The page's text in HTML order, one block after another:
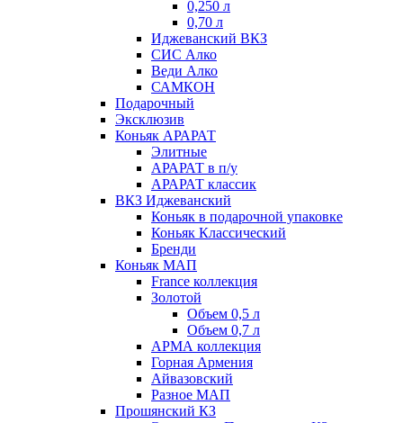
0,250 л
0,70 л
Иджеванский ВКЗ
СИС Алко
Веди Алко
САМКОН
Подарочный
Эксклюзив
Коньяк АРАРАТ
Элитные
АРАРАТ в п/у
АРАРАТ классик
ВКЗ Иджеванский
Коньяк в подарочной упаковке
Коньяк Классический
Бренди
Коньяк МАП
France коллекция
Золотой
Объем 0,5 л
Объем 0,7 л
АРМА коллекция
Горная Армения
Айвазовский
Разное МАП
Прошянский КЗ